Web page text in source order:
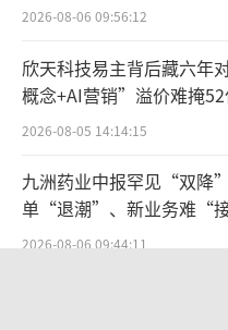
“从消费量上看
部分市场已经基本
发达的沿海市场尤
一梯队，福州更为
消费量肯定已经超过
福州也在慢慢替代
2026-08-06 09:56:12
欣天科技易主背后藏六年
概念+AI营销”溢价难掩
验
2026-08-05 14:14:15
九洲药业中报罕见“双降
单“退潮”、新业务难“
难关待闯
2026-08-06 09:44:11